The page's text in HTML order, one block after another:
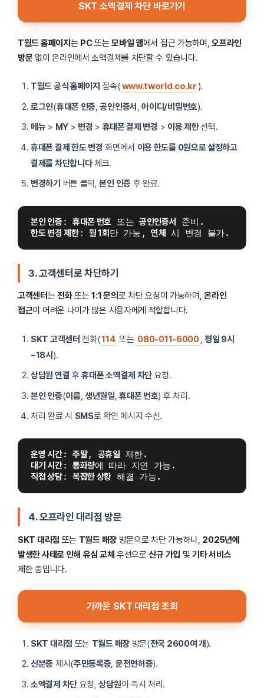
SKT 소액결제 차단 바로가기
T월드 홈페이지 는 PC또는모바일 웹에서 접근 가능하며,오프라인
방문없이 온라인에서 소액결제를 차단할 수 있습니다.
T월드 공식 홈페이지 접속(www.tworld.co.kr ).
로그인(휴대폰 인증,공인인증서 ,아이디/비밀번호).
메뉴> MY> 변경 > 휴대폰 결제 변경 > 이용 제한선택.
휴대폰 결제 한도 변경 화면에서 이용 한도를 0원으로 설정하고
결제를 차단합니다체크.
변경하기 버튼 클릭,본인 인증후 완료.
본인 인증: 휴대폰 번호 또는 공인인증서 준비.
한도 변경 제한: 월 1회 만 가능, 연체 시 변경 불가.
3. 고객센터로 차단하기
고객센터는전화또는1:1 문의 로 차단 요청이 가능하며,온라인
접근이 어려운 나이가 많은 사용자에게 적합합니다.
SKT 고객센터 전화(114 또는 080-011-6000,평일 9시
~18시 ).
상담원 연결 후휴대폰 소액결제 차단 요청.
본인 인증(이름,생년월일,휴대폰 번호) 후 처리.
처리 완료 시 SMS로 확인 메시지 수신.
운영 시간: 주말, 공휴일 제한.
대기 시간: 통화량에 따라 지연 가능.
직접 상담: 복잡한 상황 해결 가능.
4. 오프라인 대리점 방문
SKT 대리점 또는 T월드 매장방문으로 차단 가능하나, 2025년에
발생한 사태로 인해 유심 교체 우선으로 신규 가입 및기타 서비스
제한 중입니다.
가까운 SKT 대리점 조회
SKT 대리점 또는 T월드 매장방문(전국 2600여 개 ).
신분증 제시(주민등록증, 운전면허증).
소액결제 차단요청,상담원이 즉시 처리.